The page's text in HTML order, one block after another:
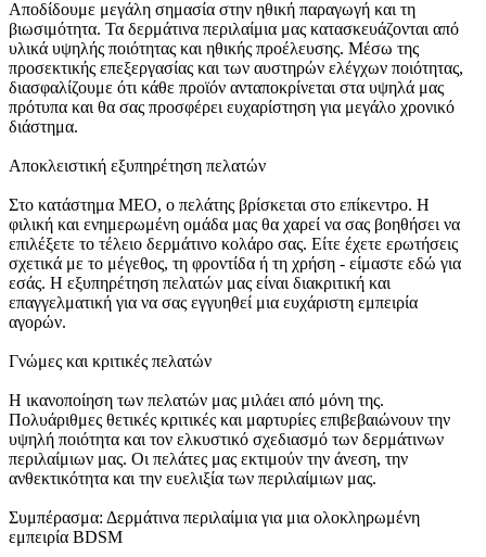
Αποδίδουμε μεγάλη σημασία στην ηθική παραγωγή και τη
βιωσιμότητα. Τα δερμάτινα περιλαίμια μας κατασκευάζονται από
υλικά υψηλής ποιότητας και ηθικής προέλευσης. Μέσω της
προσεκτικής επεξεργασίας και των αυστηρών ελέγχων ποιότητας,
διασφαλίζουμε ότι κάθε προϊόν ανταποκρίνεται στα υψηλά μας
πρότυπα και θα σας προσφέρει ευχαρίστηση για μεγάλο χρονικό
διάστημα.
Αποκλειστική εξυπηρέτηση πελατών
Στο κατάστημα MEO, ο πελάτης βρίσκεται στο επίκεντρο. Η
φιλική και ενημερωμένη ομάδα μας θα χαρεί να σας βοηθήσει να
επιλέξετε το τέλειο δερμάτινο κολάρο σας. Είτε έχετε ερωτήσεις
σχετικά με το μέγεθος, τη φροντίδα ή τη χρήση - είμαστε εδώ για
εσάς. Η εξυπηρέτηση πελατών μας είναι διακριτική και
επαγγελματική για να σας εγγυηθεί μια ευχάριστη εμπειρία
αγορών.
Γνώμες και κριτικές πελατών
Η ικανοποίηση των πελατών μας μιλάει από μόνη της.
Πολυάριθμες θετικές κριτικές και μαρτυρίες επιβεβαιώνουν την
υψηλή ποιότητα και τον ελκυστικό σχεδιασμό των δερμάτινων
περιλαίμιων μας. Οι πελάτες μας εκτιμούν την άνεση, την
ανθεκτικότητα και την ευελιξία των περιλαίμιων μας.
Συμπέρασμα: Δερμάτινα περιλαίμια για μια ολοκληρωμένη
εμπειρία BDSM